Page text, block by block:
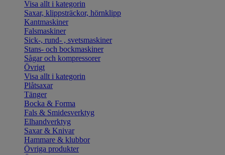
Visa allt i kategorin
Saxar, klippsträckor, hörnklipp
Kantmaskiner
Falsmaskiner
Sick-, rund- , svetsmaskiner
Stans- och bockmaskiner
Sågar och kompressorer
Övrigt
Visa allt i kategorin
Plåtsaxar
Tänger
Bocka & Forma
Fals & Smidesverktyg
Elhandverktyg
Saxar & Knivar
Hammare & klubbor
Övriga produkter